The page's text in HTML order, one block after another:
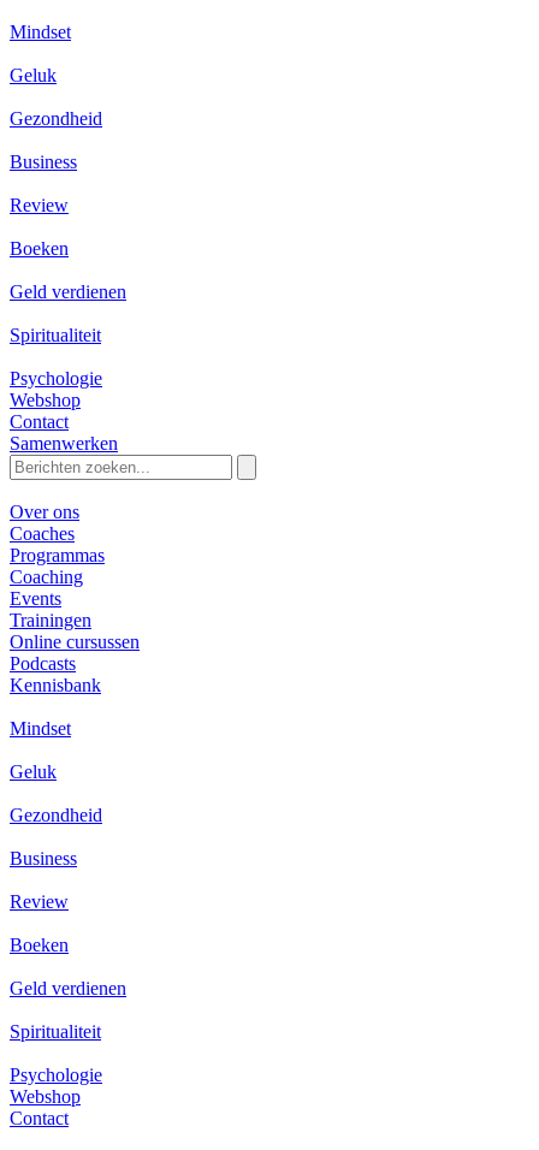
Mindset
Geluk
Gezondheid
Business
Review
Boeken
Geld verdienen
Spiritualiteit
Psychologie
Webshop
Contact
Samenwerken
Zoeken
naar:
Over ons
Coaches
Programmas
Coaching
Events
Trainingen
Online cursussen
Podcasts
Kennisbank
Mindset
Geluk
Gezondheid
Business
Review
Boeken
Geld verdienen
Spiritualiteit
Psychologie
Webshop
Contact